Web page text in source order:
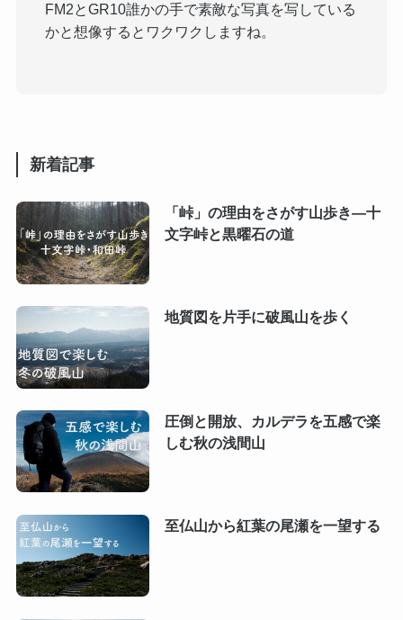
FM2とGR10誰かの手で素敵な写真を写している
かと想像するとワクワクしますね。
新着記事
「峠」の理由をさがす山歩き―十
文字峠と黒曜石の道
地質図を片手に破風山を歩く
圧倒と開放、カルデラを五感で楽
しむ秋の浅間山
至仏山から紅葉の尾瀬を一望する